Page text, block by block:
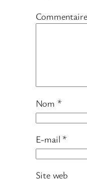
Commentaire
Nom *
E-mail *
Site web